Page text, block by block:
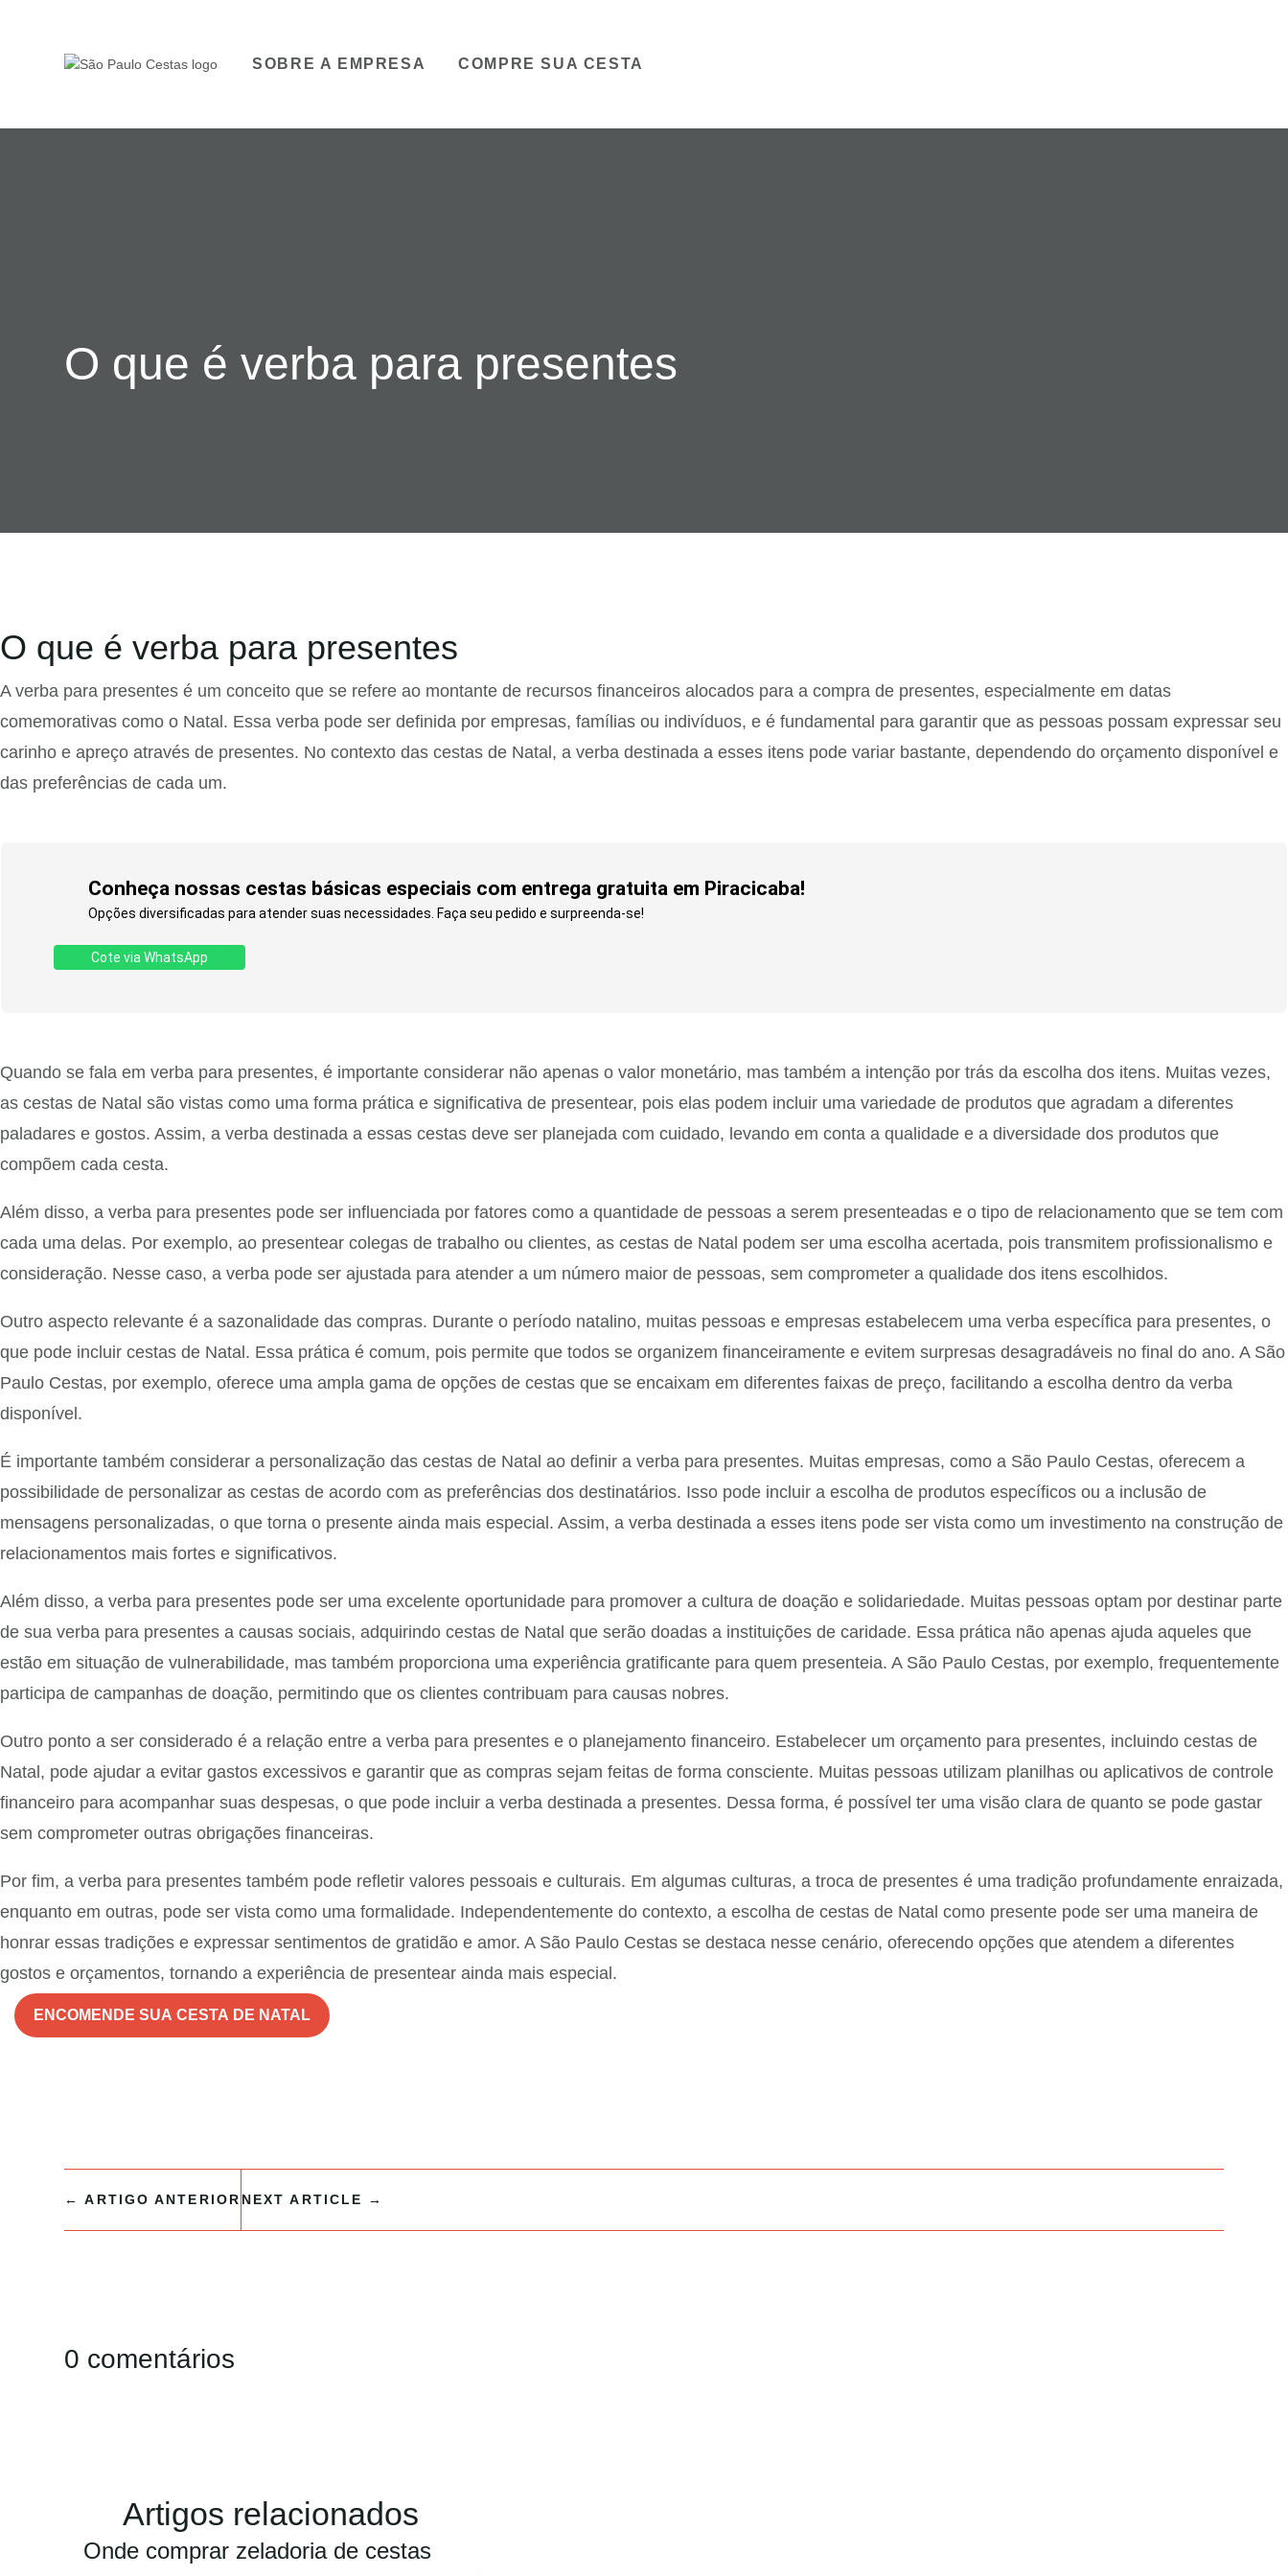
SOBRE A EMPRESA COMPRE SUA CESTA
O que é verba para presentes
O que é verba para presentes
A verba para presentes é um conceito que se refere ao montante de recursos financeiros alocados para a compra de presentes, especialmente em datas
comemorativas como o Natal. Essa verba pode ser definida por empresas, famílias ou indivíduos, e é fundamental para garantir que as pessoas possam expressar seu
carinho e apreço através de presentes. No contexto das cestas de Natal, a verba destinada a esses itens pode variar bastante, dependendo do orçamento disponível e
das preferências de cada um.
Conheça nossas cestas básicas especiais com entrega gratuita em Piracicaba!
Opções diversificadas para atender suas necessidades. Faça seu pedido e surpreenda-se!
Cote via WhatsApp
Quando se fala em verba para presentes, é importante considerar não apenas o valor monetário, mas também a intenção por trás da escolha dos itens. Muitas vezes,
as cestas de Natal são vistas como uma forma prática e significativa de presentear, pois elas podem incluir uma variedade de produtos que agradam a diferentes
paladares e gostos. Assim, a verba destinada a essas cestas deve ser planejada com cuidado, levando em conta a qualidade e a diversidade dos produtos que
compõem cada cesta.
Além disso, a verba para presentes pode ser influenciada por fatores como a quantidade de pessoas a serem presenteadas e o tipo de relacionamento que se tem com
cada uma delas. Por exemplo, ao presentear colegas de trabalho ou clientes, as cestas de Natal podem ser uma escolha acertada, pois transmitem profissionalismo e
consideração. Nesse caso, a verba pode ser ajustada para atender a um número maior de pessoas, sem comprometer a qualidade dos itens escolhidos.
Outro aspecto relevante é a sazonalidade das compras. Durante o período natalino, muitas pessoas e empresas estabelecem uma verba específica para presentes, o
que pode incluir cestas de Natal. Essa prática é comum, pois permite que todos se organizem financeiramente e evitem surpresas desagradáveis no final do ano. A São
Paulo Cestas, por exemplo, oferece uma ampla gama de opções de cestas que se encaixam em diferentes faixas de preço, facilitando a escolha dentro da verba
disponível.
É importante também considerar a personalização das cestas de Natal ao definir a verba para presentes. Muitas empresas, como a São Paulo Cestas, oferecem a
possibilidade de personalizar as cestas de acordo com as preferências dos destinatários. Isso pode incluir a escolha de produtos específicos ou a inclusão de
mensagens personalizadas, o que torna o presente ainda mais especial. Assim, a verba destinada a esses itens pode ser vista como um investimento na construção de
relacionamentos mais fortes e significativos.
Além disso, a verba para presentes pode ser uma excelente oportunidade para promover a cultura de doação e solidariedade. Muitas pessoas optam por destinar parte
de sua verba para presentes a causas sociais, adquirindo cestas de Natal que serão doadas a instituições de caridade. Essa prática não apenas ajuda aqueles que
estão em situação de vulnerabilidade, mas também proporciona uma experiência gratificante para quem presenteia. A São Paulo Cestas, por exemplo, frequentemente
participa de campanhas de doação, permitindo que os clientes contribuam para causas nobres.
Outro ponto a ser considerado é a relação entre a verba para presentes e o planejamento financeiro. Estabelecer um orçamento para presentes, incluindo cestas de
Natal, pode ajudar a evitar gastos excessivos e garantir que as compras sejam feitas de forma consciente. Muitas pessoas utilizam planilhas ou aplicativos de controle
financeiro para acompanhar suas despesas, o que pode incluir a verba destinada a presentes. Dessa forma, é possível ter uma visão clara de quanto se pode gastar
sem comprometer outras obrigações financeiras.
Por fim, a verba para presentes também pode refletir valores pessoais e culturais. Em algumas culturas, a troca de presentes é uma tradição profundamente enraizada,
enquanto em outras, pode ser vista como uma formalidade. Independentemente do contexto, a escolha de cestas de Natal como presente pode ser uma maneira de
honrar essas tradições e expressar sentimentos de gratidão e amor. A São Paulo Cestas se destaca nesse cenário, oferecendo opções que atendem a diferentes
gostos e orçamentos, tornando a experiência de presentear ainda mais especial.
ENCOMENDE SUA CESTA DE NATAL
←ARTIGO ANTERIOR NEXT ARTICLE →
0 comentários
Artigos relacionados
Onde comprar zeladoria de cestas